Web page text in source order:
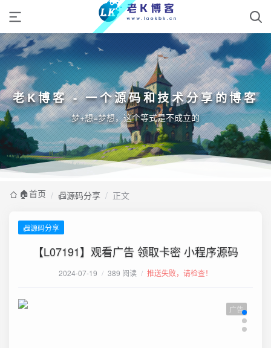
老K博客 - 一个源码和技术分享的博客
梦+想=梦想，这个等式是不成立的
🏠️首页 / 📠源码分享 / 正文
📠源码分享
【L07191】观看广告 领取卡密 小程序源码
2024-07-19 / 389 阅读 / 推送失败，请检查！
广告